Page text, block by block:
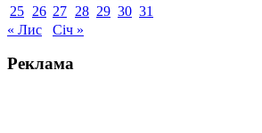
25 26 27 28 29 30 31
« Лис
Січ »
Реклама